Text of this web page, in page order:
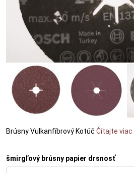
Brúsny Vulkanfíbrový Kotúč Čítajte viac
šmirgľový brúsny papier drsnosť